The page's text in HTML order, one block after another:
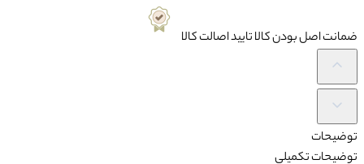
ضمانتاصل بودن کالا تایید اصالت کالا
توضیحات
توضیحات تکمیلی